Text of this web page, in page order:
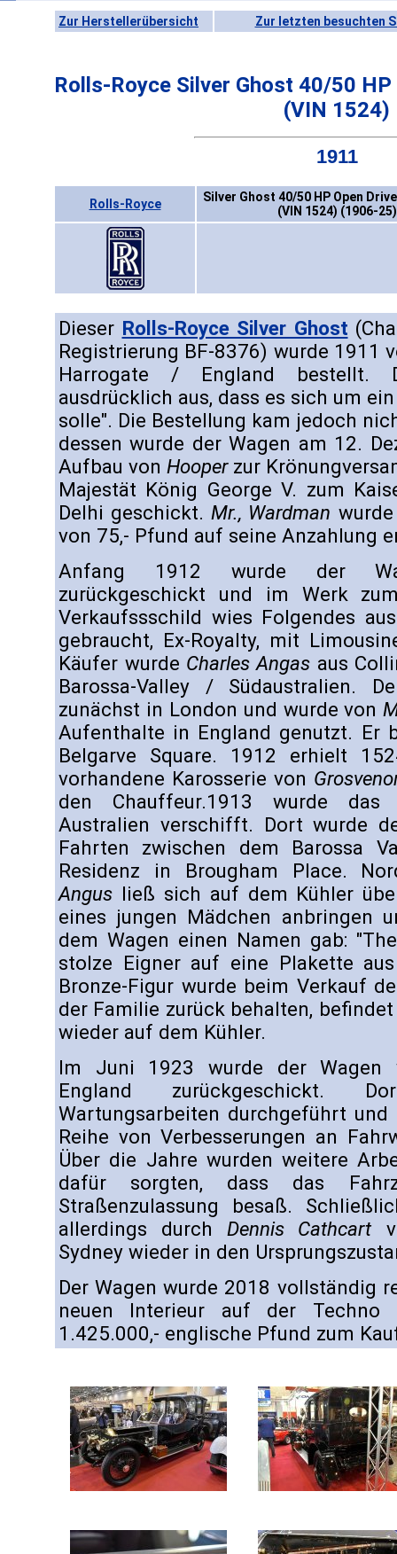
Zur Herstellerübersicht Zur letzten besuchten
Rolls-Royce Silver Ghost 40/50 HP
(VIN 1524)
1911
Rolls-Royce
Silver Ghost 40/50 HP Open
(VIN 1524) (1906-25)
Dieser Rolls-Royce Silver Ghost
Registrierung BF-8376) wurde 1911
Harrogate / England bestellt.
ausdrücklich aus, dass es sich um
solle". Die Bestellung kam jedoch
dessen wurde der Wagen am 12.
Aufbau von Hooperzur
Majestät König George V. zum
Delhi geschickt.Mr., Wardman
von 75,- Pfund auf seine Anzahlung
Anfang 1912 wurde der
zurückgeschickt und im Werk
Verkaufssschild wies Folgendes
gebraucht, Ex-Royalty, mit
Käufer wurde Charles Angasaus
Barossa-Valley / Südaustralien.
zunächst in London und wurde von
Aufenthalte in England genutzt. Er
Belgarve Square. 1912 erhielt
vorhandene Karosserie von
den Chauffeur.1913 wurde
Australien verschifft. Dort wurde
Fahrten zwischen dem Barossa
Residenz in Brougham Place.
Angus ließ sich auf dem Kühler
eines jungen Mädchen anbringen
dem Wagen einen Namen gab:
stolze Eigner auf eine Plakette
Bronze-Figur wurde beim Verkauf
der Familie zurück behalten,
wieder auf dem Kühler.
Im Juni 1923 wurde der Wagen
England zurückgeschickt.
Wartungsarbeiten durchgeführt
Reihe von Verbesserungen an
Über die Jahre wurden weitere
dafür sorgten, dass das
Straßenzulassung besaß.
allerdings durchDennis Cathcart
Sydney wieder in den
Der Wagen wurde 2018 vollständig
neuen Interieur auf der Techno
1.425.000,- englische Pfund zum